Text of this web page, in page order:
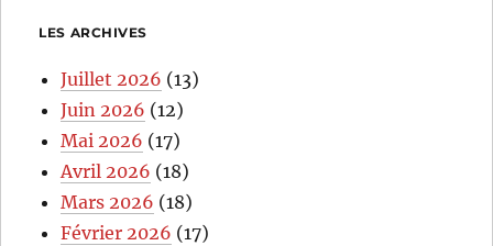
LES ARCHIVES
Juillet 2026 (13)
Juin 2026 (12)
Mai 2026 (17)
Avril 2026 (18)
Mars 2026 (18)
Février 2026 (17)